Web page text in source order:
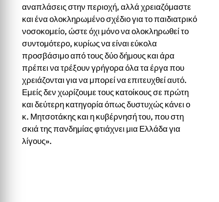
αναπλάσεις στην περιοχή, αλλά χρειαζόμαστε
και ένα ολοκληρωμένο σχέδιο για το παιδιατρικό
νοσοκομείο, ώστε όχι μόνο να ολοκληρωθεί το
συντομότερο, κυρίως να είναι εύκολα
προσβάσιμο από τους δύο δήμους και άρα
πρέπει να τρέξουν γρήγορα όλα τα έργα που
χρειάζονται για να μπορεί να επιτευχθεί αυτό.
Εμείς δεν χωρίζουμε τους κατοίκους σε πρώτη
και δεύτερη κατηγορία όπως δυστυχώς κάνει ο
κ. Μητσοτάκης και η κυβέρνησή του, που στη
σκιά της πανδημίας φτιάχνει μια Ελλάδα για
λίγους».